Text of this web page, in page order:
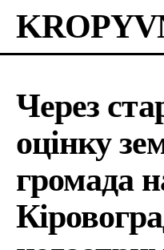
Через
оцінку
громада